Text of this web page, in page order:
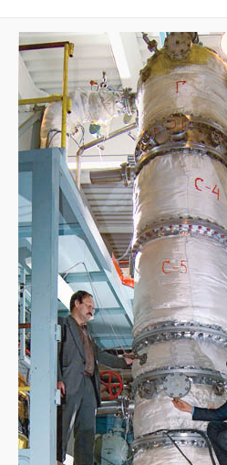
Уникальные стенды и установки
ЦКП "Теплофизика и энергетика"
Международное сотрудничество
Полезные ссылки